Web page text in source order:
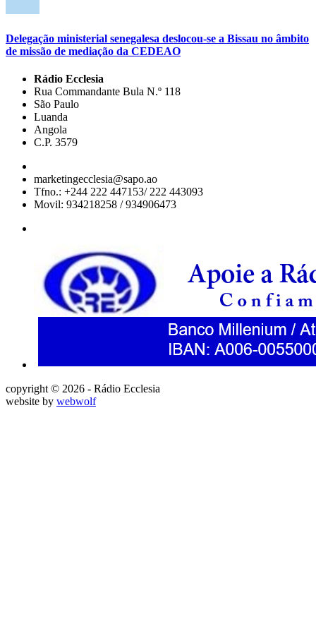
Delegação ministerial senegalesa deslocou-se a Bissau no âmbito
de missão de mediação da CEDEAO
Rádio Ecclesia
Rua Commandante Bula N.º 118
São Paulo
Luanda
Angola
C.P. 3579
marketingecclesia@sapo.ao
Tfno.: +244 222 447153/ 222 443093
Movil: 934218258 / 934906473
copyright © 2026 - Rádio Ecclesia
website by webwolf